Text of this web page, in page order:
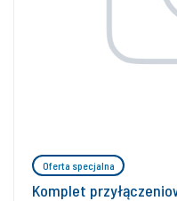
Oferta specjalna
Komplet